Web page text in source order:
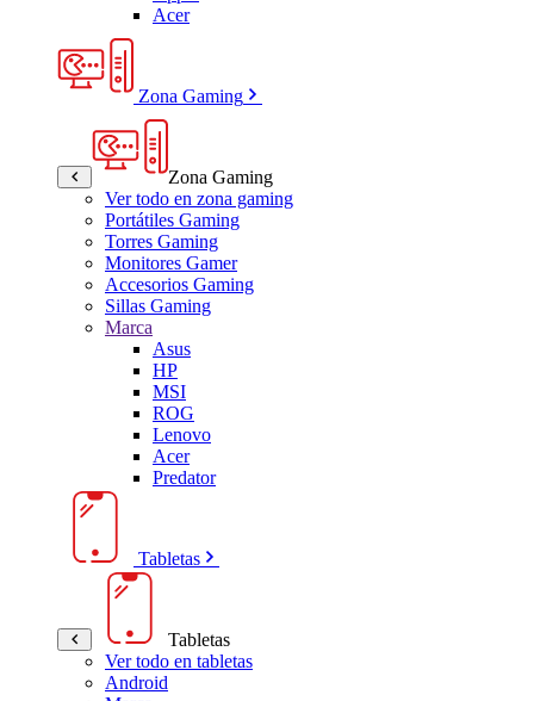
Acer
Zona Gaming
Zona Gaming
Ver todo en zona gaming
Portátiles Gaming
Torres Gaming
Monitores Gamer
Accesorios Gaming
Sillas Gaming
Marca
Asus
HP
MSI
ROG
Lenovo
Acer
Predator
Tabletas
Tabletas
Ver todo en tabletas
Android